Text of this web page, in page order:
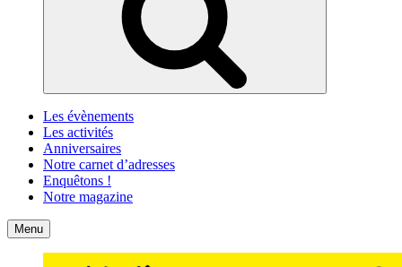
Les évènements
Les activités
Anniversaires
Notre carnet d’adresses
Enquêtons !
Notre magazine
Accueil
Menu Contact